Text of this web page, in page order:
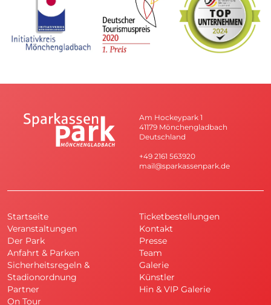
Am Hockeypark 1
41179 Mönchengladbach
Deutschland
+49 2161 563920
mail@sparkassenpark.de
Startseite
Veranstaltungen
Der Park
Anfahrt & Parken
Sicherheitsregeln &
Stadionordnung
Partner
On Tour
Ticketbestellungen
Kontakt
Presse
Team
Galerie
Künstler
Hin & VIP Galerie